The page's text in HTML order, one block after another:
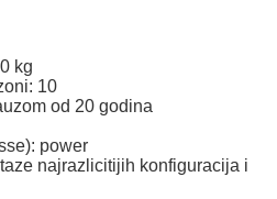
kg
10
od 20 godina
power
najrazlicitijih konfiguracija i